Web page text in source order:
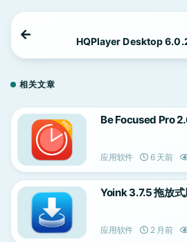
HQPlayer Desktop
相关文章
Be Focused Pro
应用软件 6 天前
Yoink 3.7.5 拖放
应用软件 2 月前